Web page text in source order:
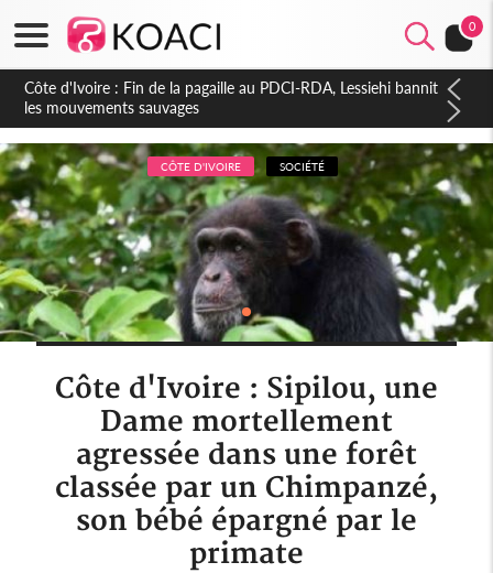
0
Côte d'Ivoire : Fin de la pagaille au PDCI-RDA, Lessiehi bannit
les mouvements sauvages
CÔTE D'IVOIRE SOCIÉTÉ
Côte d'Ivoire : Sipilou, une
Dame mortellement
agressée dans une forêt
classée par un Chimpanzé,
son bébé épargné par le
primate